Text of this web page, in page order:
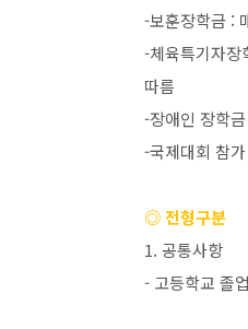
-보훈장학금 :
-체육특기자장
따름
-장애인 장학금
-국제대회 참
◎ 전형구분
1. 공통사항
- 고등학교 졸업